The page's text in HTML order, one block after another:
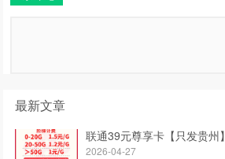
最新文章
联通39元尊享卡【只发贵州】
2026-04-27